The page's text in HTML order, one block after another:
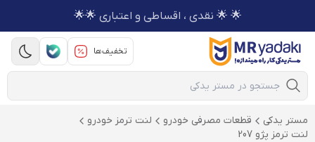
🌟 🌟 نقدی ، اقساطی و اعتباری 🌟🌟
تخفیف‌ها
Mobile Search
مستر یدکی قطعات مصرفی خودرو
لنت ترمز خودرو
لنت ترمز پژو 207